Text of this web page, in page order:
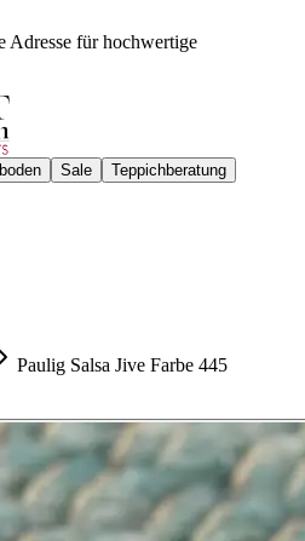
Adresse für hochwertige
Sale Teppichberatung
Paulig Salsa Jive Farbe 445